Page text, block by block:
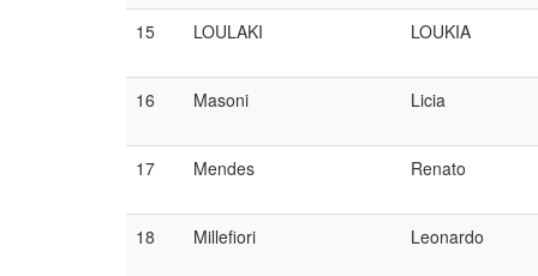
15 LOULAKI LOUKIA
16 Masoni Licia
17 Mendes Renato
18 Millefiori Leonardo